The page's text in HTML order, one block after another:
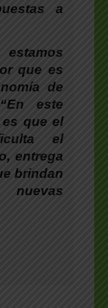
a
que es
de
este
que el
el
entrega
brindan